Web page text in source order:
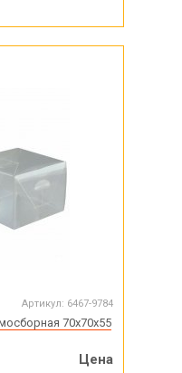
Артикул: 6467-9784
70х70х55
Цена